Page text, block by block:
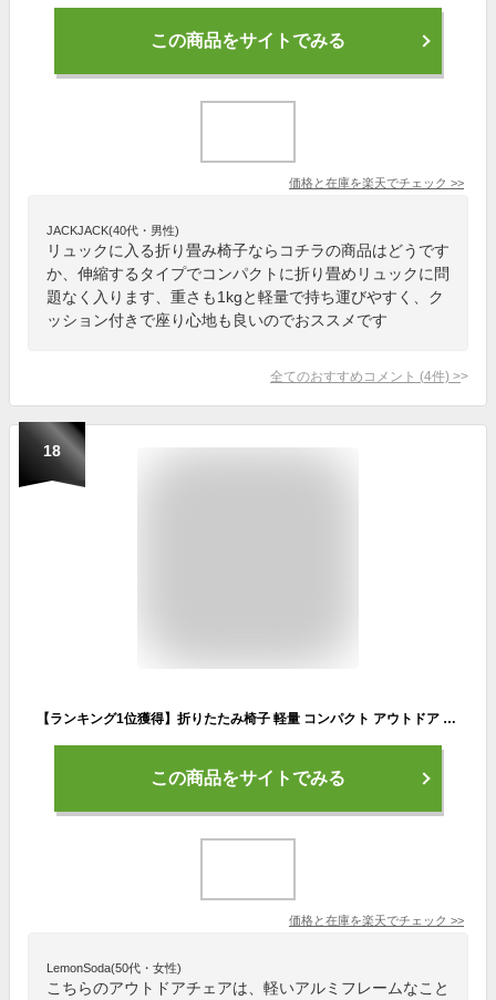
この商品をサイトでみる
価格と在庫を楽天でチェック >>
JACKJACK(40代・男性)
リュックに入る折り畳み椅子ならコチラの商品はどうです
か、伸縮するタイプでコンパクトに折り畳めリュックに問
題なく入ります、重さも1kgと軽量で持ち運びやすく、ク
ッション付きで座り心地も良いのでおススメです
全てのおすすめコメント (4件) >
18
【ランキング1位獲得】折りたたみ椅子 軽量 コンパクト アウトドア 持ち運び 折りたたみ 椅子 おしゃれ 折り畳み椅子 折りたたみチェア おしゃれ ディズニー 運動会 キャンプ BBQ プール 海 川 ポケットチェア 簡単収納 撥水 アル 耐重量130kg YMBSTORE SOKU
この商品をサイトでみる
価格と在庫を楽天でチェック >>
LemonSoda(50代・女性)
こちらのアウトドアチェアは、軽いアルミフレームなこと